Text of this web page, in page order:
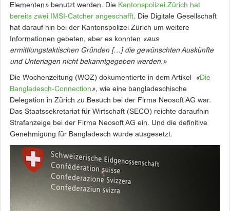
Elementen» benutzt werden. Die Kantonspolizei Zürich hat
bereits zwei IMSI-Catcher angeschafft. Die Digitale Gesellschaft
hat darauf hin bei der Kantonspolizei Zürich um weitere
Informationen gebeten, aber es konnten «aus
ermittlungstaktischen Gründen […] die gewünschten Auskünfte
und Unterlagen nicht bekanntgegeben werden.»
Die Wochenzeitung (WOZ) dokumentierte in dem Artikel «Die
Bangladesch-Connection», wie eine bangladeschische
Delegation in Zürich zu Besuch bei der Firma Neosoft AG war.
Das Staatssekretariat für Wirtschaft (SECO) reichte daraufhin
Strafanzeige bei der Firma Neosoft AG ein. Und die definitive
Genehmigung für Bangladesch wurde ausgesetzt.